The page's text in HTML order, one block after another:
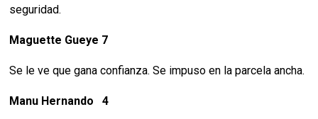
seguridad.
Maguette Gueye 7
Se le ve que gana confianza. Se impuso en la parcela ancha.
Manu Hernando 4